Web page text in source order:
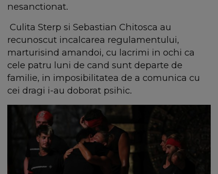
nesanctionat.
Culita Sterp si Sebastian Chitosca au
recunoscut incalcarea regulamentului,
marturisind amandoi, cu lacrimi in ochi ca
cele patru luni de cand sunt departe de
familie, in imposibilitatea de a comunica cu
cei dragi i-au doborat psihic.